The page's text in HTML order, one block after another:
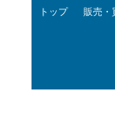
トップ 販売・